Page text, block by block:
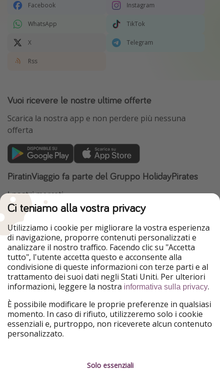
Facebook Instagram
WhatsApp TikTok
X Telegram
Rss
Vuoi ricevere le nostre ultime offerte
Scarica la nostra app e non perdere più nessuna
offerta
PiratinViaggio fa parte del Gruppo HolidayPirates
I nostri mercati
HolidayPirates
VakantiePiraten
WakacyjniPiraci
Ferienpiraten
Urlaubspiraten
Urlaubspiraten
ViajerosPiratas
TravelPirates
Il nostro gruppo
HolidayPirates Group
Conoscici meglio
Chi siamo
Lavora con noi
Informazioni legali
Termini d' Uso
Ci teniamo alla vostra privacy
Utilizziamo i cookie per migliorare la vostra esperienza
di navigazione, proporre contenuti personalizzati e
analizzare il nostro traffico. Facendo clic su "Accetta
tutto", l'utente accetta questo e acconsente alla
condivisione di queste informazioni con terze parti e al
trattamento dei suoi dati negli Stati Uniti. Per ulteriori
informazioni, leggere la nostra informativa sulla privacy.
È possibile modificare le proprie preferenze in qualsiasi
momento. In caso di rifiuto, utilizzeremo solo i cookie
essenziali e, purtroppo, non riceverete alcun contenuto
personalizzato.
Solo essenziali